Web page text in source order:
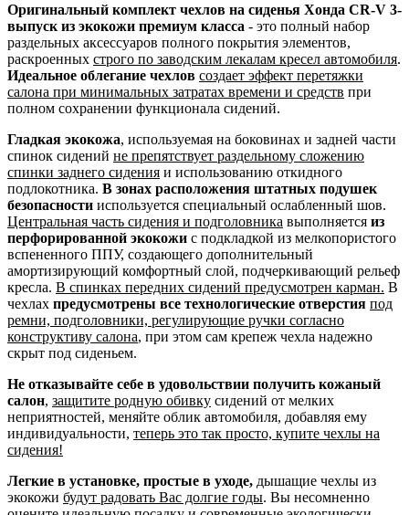
Оригинальный комплект чехлов на сиденья Хонда CR-V 3-
выпуск из экокожи премиум класса - это полный набор
раздельных аксессуаров полного покрытия элементов,
раскроенных строго по заводским лекалам кресел автомобиля.
Идеальное облегание чехлов создает эффект перетяжки
салона при минимальных затратах времени и средств при
полном сохранении функционала сидений.
Гладкая экокожа, используемая на боковинах и задней части
спинок сидений не препятствует раздельному сложению
спинки заднего сидения и использованию откидного
подлокотника. В зонах расположения штатных подушек
безопасности используется специальный ослабленный шов.
Центральная часть сидения и подголовника выполняется из
перфорированной экокожи с подкладкой из мелкопористого
вспененного ППУ, создающего дополнительный
амортизирующий комфортный слой, подчеркивающий рельеф
кресла. В спинках передних сидений предусмотрен карман. В
чехлах предусмотрены все технологические отверстия под
ремни, подголовники, регулирующие ручки согласно
конструктиву салона, при этом сам крепеж чехла надежно
скрыт под сиденьем.
Не отказывайте себе в удовольствии получить кожаный
салон, защитите родную обивку сидений от мелких
неприятностей, меняйте облик автомобиля, добавляя ему
индивидуальности, теперь это так просто, купите чехлы на
сидения!
Легкие в установке, простые в уходе, дышащие чехлы из
экокожи будут радовать Вас долгие годы. Вы несомненно